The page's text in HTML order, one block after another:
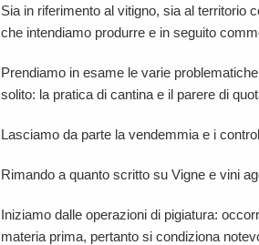
Sia in riferimento al vitigno, sia al territorio
che intendiamo produrre e in seguito
Prendiamo in esame le varie
solito: la pratica di cantina e il parere di
Lasciamo da parte la vendemmia e i
Rimando a quanto scritto su Vigne e vini
Iniziamo dalle operazioni di pigiatura:
materia prima, pertanto si condiziona